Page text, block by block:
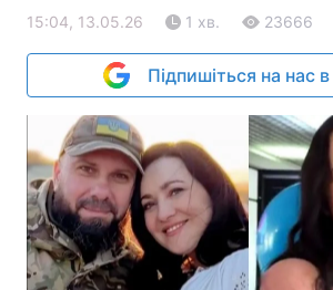
15:04, 13.05.26 1 хв. 23666
Підпишіться на нас